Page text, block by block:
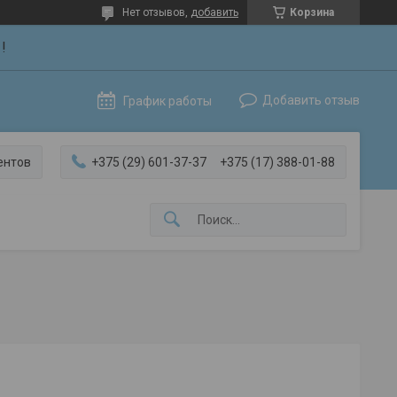
Корзина
Нет отзывов, добавить
График работы Добавить отзыв
+375 (29) 601-37-37 +375 (17) 388-01-88